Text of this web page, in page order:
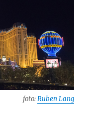
foto:Ruben Lang